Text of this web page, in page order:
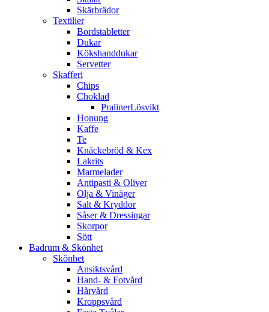
Skärbrädor
Textilier
Bordstabletter
Dukar
Kökshanddukar
Servetter
Skafferi
Chips
Choklad
PralinerLösvikt
Honung
Kaffe
Te
Knäckebröd & Kex
Lakrits
Marmelader
Antipasti & Oliver
Olja & Vinäger
Salt & Kryddor
Såser & Dressingar
Skorpor
Sött
Badrum & Skönhet
Skönhet
Ansiktsvård
Hand- & Fotvård
Hårvård
Kroppsvård